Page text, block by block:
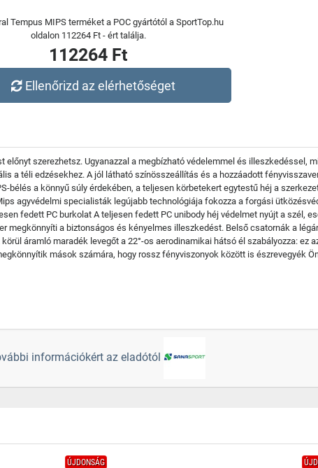
Tempus MIPS terméket a POC gyártótól a SportTop.hu
oldalon 112264 Ft - ért találja.
112264 Ft
Ellenőrizd az elérhetőséget
szerezhetsz. Ugyanazzal a megbízható védelemmel és illeszkedéssel,
a téli edzésekhez. A jól látható színösszeállítás és a hozzáadott
bélés a könnyű súly érdekében, a teljesen körbetekert egytestű héj a
agyvédelmi specialisták legújabb technológiája fokozza a forgási
fedett PC burkolat A teljesen fedett PC unibody héj védelmet nyújt a szél,
megkönnyíti a biztonságos és kényelmes illeszkedést. Belső csatornák a
áramló maradék levegőt a 22°-os aerodinamikai hátsó él szabályozza: ez
mások számára, hogy rossz fényviszonyok között is észrevegyék
információkért az eladótól
ÚJDONSÁG